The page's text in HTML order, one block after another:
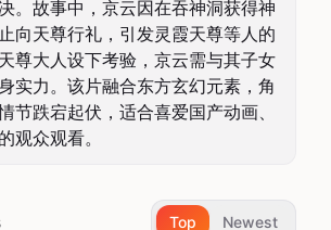
。故事中，京云因在吞神洞获得神
向天尊行礼，引发灵霞天尊等人的
尊大人设下考验，京云需与其子女
实力。该片融合东方玄幻元素，角
节跌宕起伏，适合喜爱国产动画、
观众观看。
Top Newest